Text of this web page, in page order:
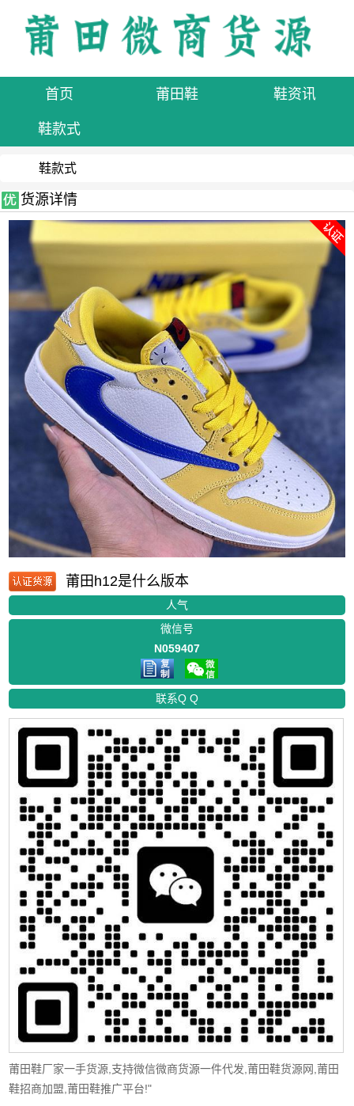
首页 莆田鞋 鞋资讯
鞋款式
鞋款式
货源详情
莆田h12是什么版本
人气
微信号
N059407
联系Q Q
莆田鞋厂家一手货源,支持微信微商货源一件代发,莆田鞋货源网,莆田
鞋招商加盟,莆田鞋推广平台!"